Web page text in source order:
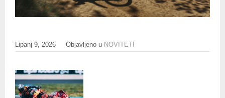
Lipanj 9, 2026 Objavljeno u NOVITETI